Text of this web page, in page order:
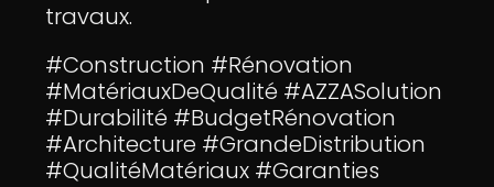
travaux.
#Construction #Rénovation
#MatériauxDeQualité #AZZASolution
#Durabilité #BudgetRénovation
#Architecture #GrandeDistribution
#QualitéMatériaux #Garanties